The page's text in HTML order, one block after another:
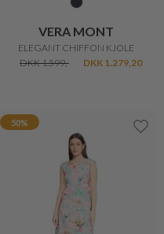
VERA MONT
ELEGANT CHIFFON KJOLE
DKK 1.599,-
DKK 1.279,20
50%